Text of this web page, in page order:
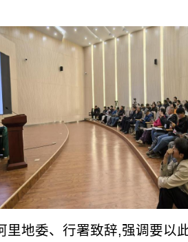
里地委、行署致辞,强调要以